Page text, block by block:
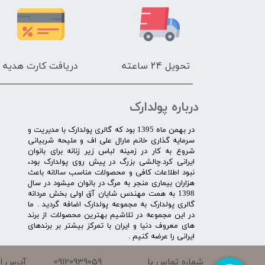
تحویل 24 ساعته دریافت کارت هدیه
درباره پولدارک
در بهمن ماه 1395 بود که گالری پولدارک با مدیریت و
سرمایه گذاری خانم مارال علی اف و ملیحه شربیانی
شروع به کار در زمینه لباس زیر زنانه برای بانوان
ایرانی کرد.چالشی بزرگ در پیش روی پولدارک بود،
نبود اطلاعات کافی و محصولات مناسب سالانه باعث
هزاران بیماری منجر به مرگ در بانوان میشود در سال
1398 به همت مهندس شایان آق اولی بخش مردانه
گالری پولدارک به مجموعه پولدارک اضافه گردید . ما
در این مجموعه در تلاشیم بهترین محصولات از برند
های معروف دنیا و ایران با تمرکز بیشتر بر برندهای
ایرانی را عرضه کنیم .​​​​​​​
شماره تماس با 09120939059 آدرس